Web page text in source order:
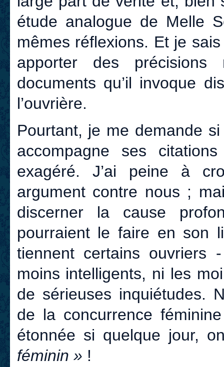
étude analogue de Melle
mêmes réflexions. Et je
apporter des
documents qu’il invoque
l’ouvrière.
Pourtant, je me demande
accompagne ses
exagéré. J’ai peine à
argument contre nous ;
discerner la cause
pourraient le faire en son
tiennent certains
moins intelligents, ni les
de sérieuses inquiétudes.
de la concurrence
étonnée si quelque jour,
féminin » !